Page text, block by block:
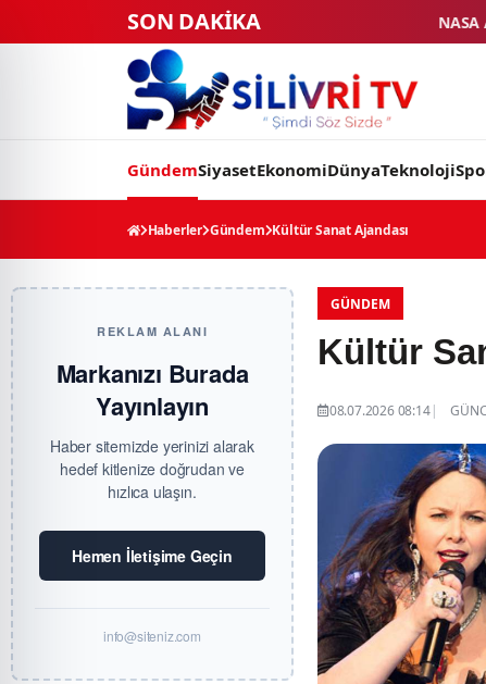
SON DAKİKA NASA Ay Üssü projesinde
GündemSiyasetEkonomiDünyaTeknoloji
Haberler Gündem Kültür Sanat Ajandası
REKLAM ALANI
Markanızı Burada
Yayınlayın
Haber sitemizde yerinizi alarak
hedef kitlenize doğrudan ve
hızlıca ulaşın.
Hemen İletişime Geçin
info@siteniz.com
GÜNDEM
Kültür
08.07.2026 08:14